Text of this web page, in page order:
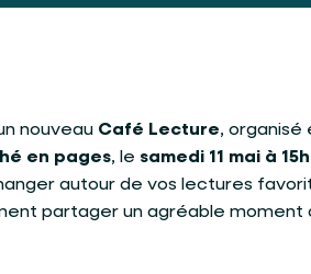
nouveau Café Lecture, organisé
en pages, le samedi 11 mai à
autour de vos lectures
partager un agréable moment